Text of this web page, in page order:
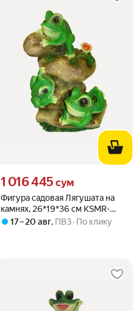
Фигура садовая Лягушата на
камнях, 26*19*36 см KSMR-
123459/F372
Цена 1016445 сум вместо
1 016 445 сум
17 – 20 авг, ПВЗ По клику